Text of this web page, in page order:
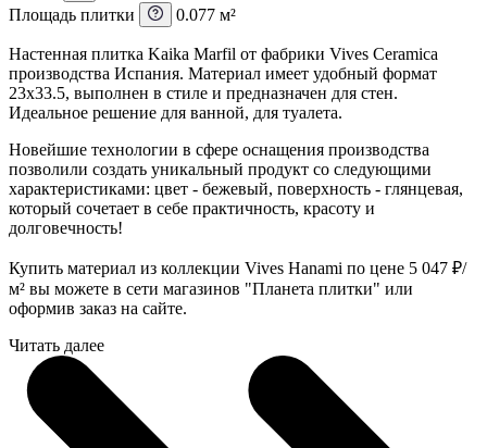
Площадь плитки
0.077 м²
Настенная плитка Kaika Marfil от фабрики Vives Ceramica
производства Испания. Материал имеет удобный формат
23x33.5, выполнен в стиле и предназначен для стен.
Идеальное решение для ванной, для туалета.
Новейшие технологии в сфере оснащения производства
позволили создать уникальный продукт со следующими
характеристиками: цвет - бежевый, поверхность - глянцевая,
который сочетает в себе практичность, красоту и
долговечность!
Купить материал из коллекции Vives Hanami по цене 5 047 ₽/
м² вы можете в сети магазинов "Планета плитки" или
оформив заказ на сайте.
Читать далее